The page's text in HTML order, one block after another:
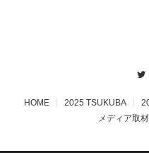
HOME 2025 TSUKUBA
メディア取